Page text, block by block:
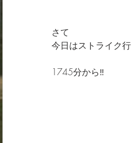
さて
今日はストライク
1745分から‼️